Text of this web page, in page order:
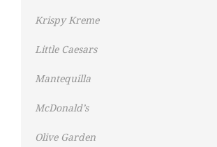
Krispy Kreme
Little Caesars
Mantequilla
McDonald’s
Olive Garden